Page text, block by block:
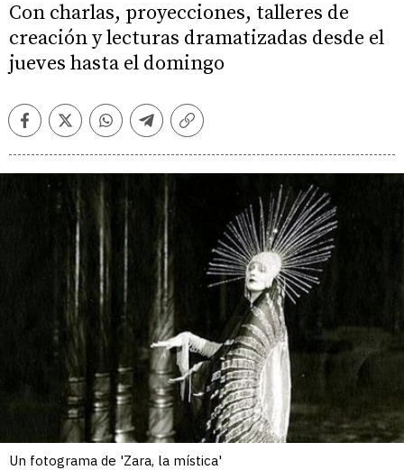
Con charlas, proyecciones, talleres de
creación y lecturas dramatizadas desde el
jueves hasta el domingo
FacebookTwitterWhatsappTelegramCopiar
Un fotograma de 'Zara, la mística'